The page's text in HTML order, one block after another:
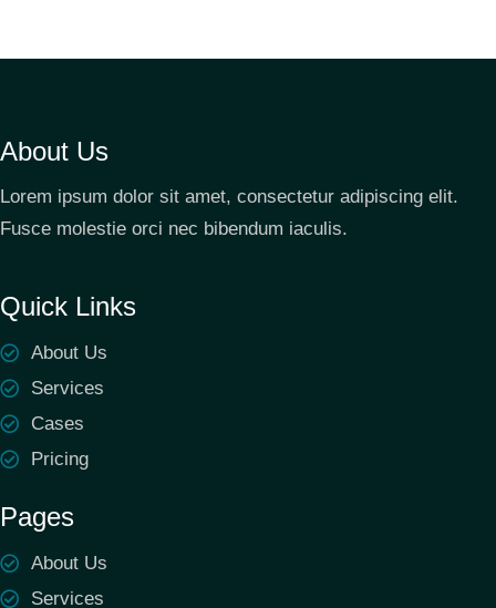
About Us
Lorem ipsum dolor sit amet, consectetur adipiscing elit.
Fusce molestie orci nec bibendum iaculis.
Quick Links
About Us
Services
Cases
Pricing
Pages
About Us
Services